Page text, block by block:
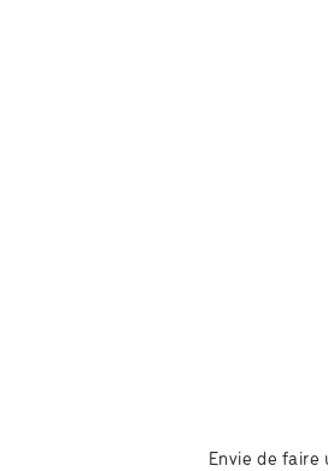
Envie de